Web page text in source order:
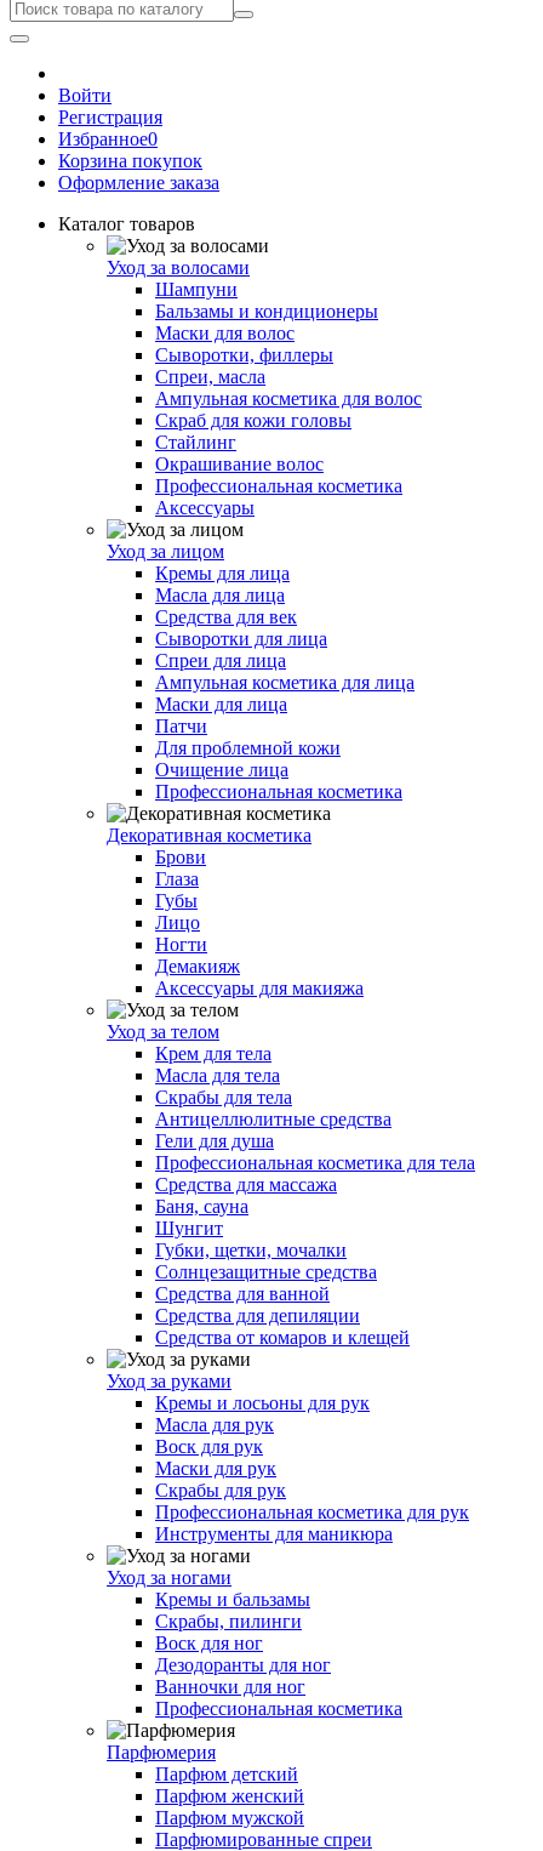
Войти
Регистрация
Избранное0
Корзина покупок
Оформление заказа
Каталог товаров
Уход за волосами
Шампуни
Бальзамы и кондиционеры
Маски для волос
Сыворотки, филлеры
Спреи, масла
Ампульная косметика для волос
Скраб для кожи головы
Стайлинг
Окрашивание волос
Профессиональная косметика
Аксессуары
Уход за лицом
Кремы для лица
Масла для лица
Средства для век
Сыворотки для лица
Спреи для лица
Ампульная косметика для лица
Маски для лица
Патчи
Для проблемной кожи
Очищение лица
Профессиональная косметика
Декоративная косметика
Брови
Глаза
Губы
Лицо
Ногти
Демакияж
Аксессуары для макияжа
Уход за телом
Крем для тела
Масла для тела
Скрабы для тела
Антицеллюлитные средства
Гели для душа
Профессиональная косметика для тела
Средства для массажа
Баня, сауна
Шунгит
Губки, щетки, мочалки
Солнцезащитные средства
Средства для ванной
Средства для депиляции
Средства от комаров и клещей
Уход за руками
Кремы и лосьоны для рук
Масла для рук
Воск для рук
Маски для рук
Скрабы для рук
Профессиональная косметика для рук
Инструменты для маникюра
Уход за ногами
Кремы и бальзамы
Скрабы, пилинги
Воск для ног
Дезодоранты для ног
Ванночки для ног
Профессиональная косметика
Парфюмерия
Парфюм детский
Парфюм женский
Парфюм мужской
Парфюмированные спреи